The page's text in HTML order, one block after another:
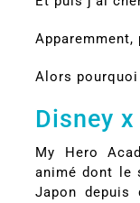
Apparemment,
Alors
Disney
My Hero
animé dont le
Japon depuis